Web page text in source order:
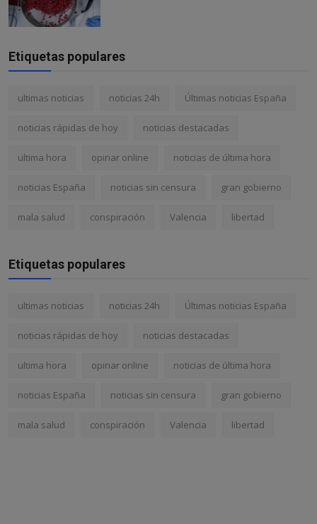
Etiquetas populares
ultimas noticias noticias 24h Últimas noticias España
noticias rápidas de hoy noticias destacadas
ultima hora opinar online noticias de última hora
noticias España noticias sin censura gran gobierno
mala salud conspiración Valencia libertad
Etiquetas populares
ultimas noticias noticias 24h Últimas noticias España
noticias rápidas de hoy noticias destacadas
ultima hora opinar online noticias de última hora
noticias España noticias sin censura gran gobierno
mala salud conspiración Valencia libertad